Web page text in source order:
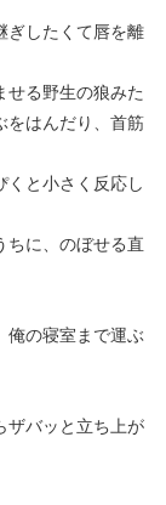
ぎしたくて唇を離
る野生の狼みた
をはんだり、首筋
と小さく反応し
に、のぼせる直
俺の寝室まで運ぶ
ザバッと立ち上が